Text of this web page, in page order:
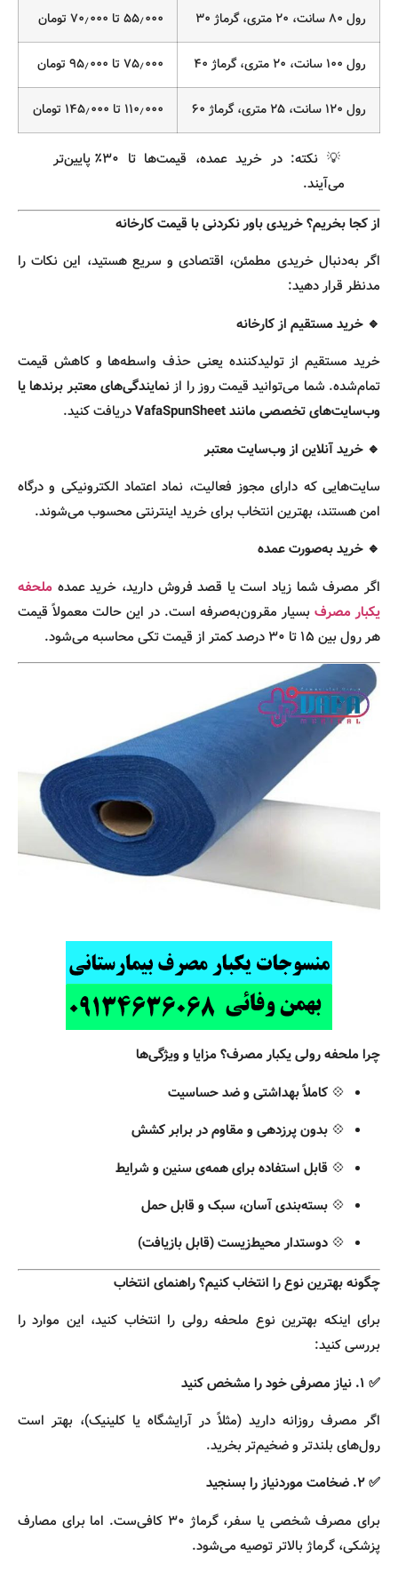
رول ۸۰ سانت، ۲۰ متری، گرماژ ۳۰ ۵۵٫۰۰۰ تا ۷۰٫۰۰۰ تومان
رول ۱۰۰ سانت، ۲۰ متری، گرماژ ۴۰ ۷۵٫۰۰۰ تا ۹۵٫۰۰۰ تومان
رول ۱۲۰ سانت، ۲۵ متری، گرماژ ۶۰ ۱۱۰٫۰۰۰ تا ۱۴۵٫۰۰۰ تومان
💡 نکته: در خرید عمده، قیمت‌ها تا ۳۰٪ پایین‌تر
می‌آیند.
از کجا بخریم؟ خریدی باور نکردنی با قیمت کارخانه
اگر به‌دنبال خریدی مطمئن، اقتصادی و سریع هستید، این نکات را
مدنظر قرار دهید:
🔹 خرید مستقیم از کارخانه
خرید مستقیم از تولیدکننده یعنی حذف واسطه‌ها و کاهش قیمت
تمام‌شده. شما می‌توانید قیمت روز را ازنمایندگی‌های معتبر برندها یا
وب‌سایت‌های تخصصی مانند VafaSpunSheet
دریافت کنید.
🔹 خرید آنلاین از وب‌سایت معتبر
سایت‌هایی که دارای مجوز فعالیت، نماد اعتماد الکترونیکی و درگاه
امن هستند، بهترین انتخاب برای خرید اینترنتی محسوب می‌شوند.
🔹 خرید به‌صورت عمده
اگر مصرف شما زیاد است یا قصد فروش دارید، خرید عمده ملحفه
یکبار مصرف بسیار مقرون‌به‌صرفه است. در این حالت معمولاً قیمت
هر رول بین ۱۵ تا ۳۰ درصد کمتر از قیمت تکی محاسبه می‌شود.
چرا ملحفه رولی یکبار مصرف؟ مزایا و ویژگی‌ها
💠 کاملاً بهداشتی و ضد حساسیت
💠 بدون پرزدهی و مقاوم در برابر کشش
💠 قابل استفاده برای همه‌ی سنین و شرایط
💠 بسته‌بندی آسان، سبک و قابل حمل
💠 دوستدار محیط‌زیست (قابل بازیافت)
چگونه بهترین نوع را انتخاب کنیم؟ راهنمای انتخاب
برای اینکه بهترین نوع ملحفه رولی را انتخاب کنید، این موارد را
بررسی کنید:
✅ ۱. نیاز مصرفی خود را مشخص کنید
اگر مصرف روزانه دارید (مثلاً در آرایشگاه یا کلینیک)، بهتر است
رول‌های بلندتر و ضخیم‌تر بخرید.
✅ ۲. ضخامت موردنیاز را بسنجید
برای مصرف شخصی یا سفر، گرماژ ۳۰ کافی‌ست. اما برای مصارف
پزشکی، گرماژ بالاتر توصیه می‌شود.